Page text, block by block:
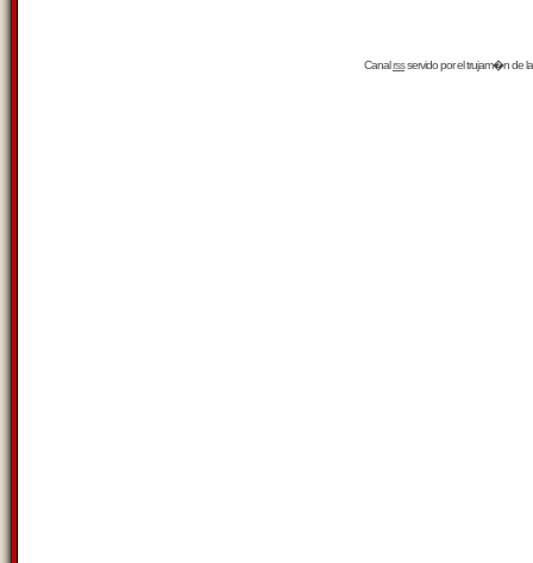
Canalrssservido por eltrujam�nde